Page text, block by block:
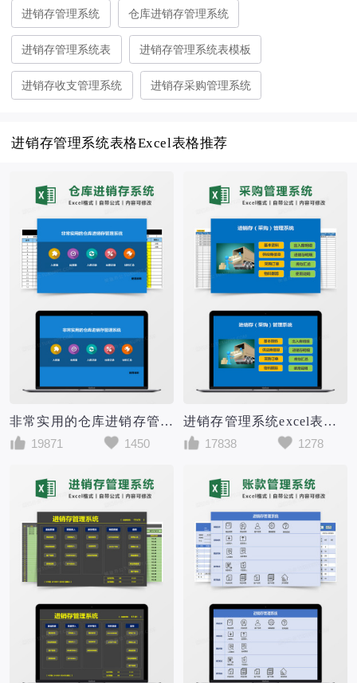
进销存管理系统 仓库进销存管理系统
进销存管理系统表 进销存管理系统表模板
进销存收支管理系统 进销存采购管理系统
进销存管理系统表格Excel表格推荐
非常实用的仓库进销存管理系统excel表格
19871
1450
进销存管理系统excel表模板
17838
1278